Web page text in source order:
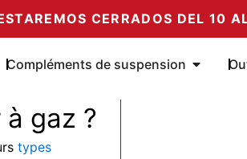
CERRADOS DEL 10
les amortisseurs
Compléments de suspension Ouvrir
gaz ?
types